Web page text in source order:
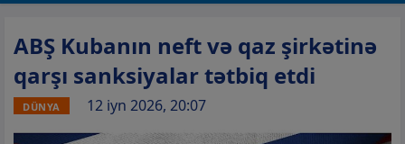
ABŞ Kubanın neft və qaz şirkətinə
qarşı sanksiyalar tətbiq etdi
DÜNYA 12 iyn 2026, 20:07